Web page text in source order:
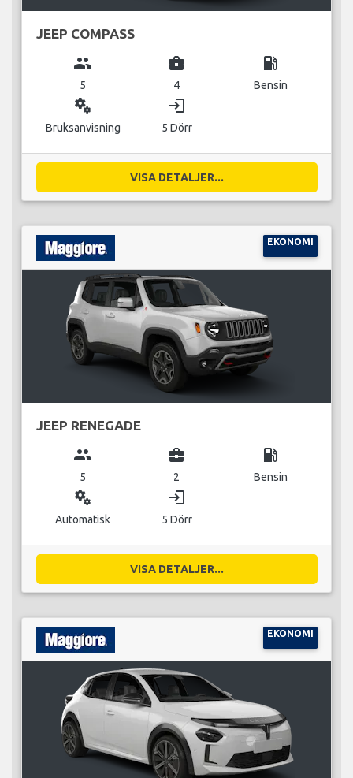
JEEP COMPASS
group
5
business_center
4
local_gas_station
Bensin
miscellaneous_services
Bruksanvisning
login
5 Dörr
VISA DETALJER...
EKONOMI
JEEP RENEGADE
group
5
business_center
2
local_gas_station
Bensin
miscellaneous_services
Automatisk
login
5 Dörr
VISA DETALJER...
EKONOMI